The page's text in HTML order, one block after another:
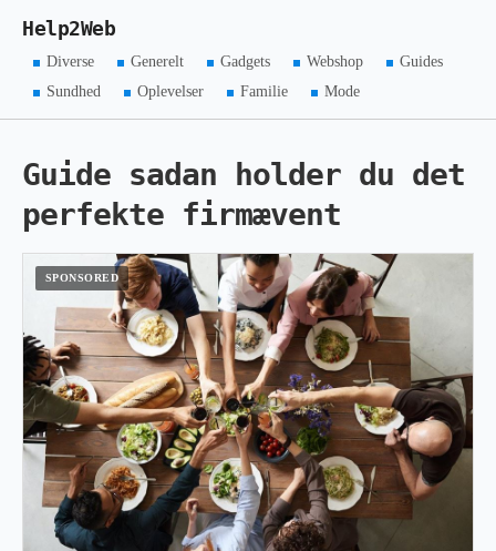
Help2Web
Diverse Generelt Gadgets Webshop
Guides
Sundhed
Oplevelser Familie Mode
Guide sadan holder du det
perfekte firmævent